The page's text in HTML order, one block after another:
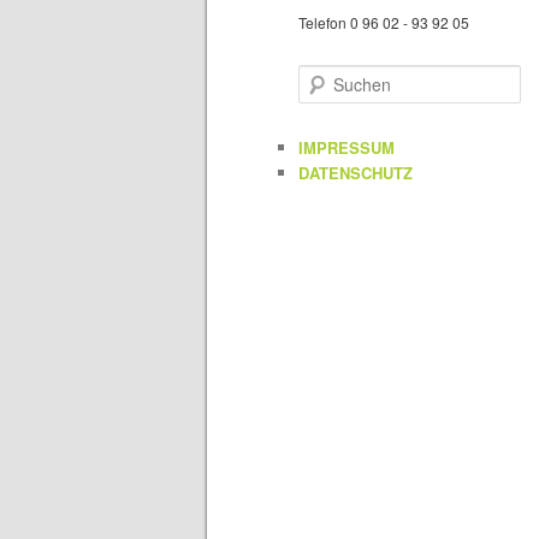
Telefon 0 96 02 - 93 92 05
u
h
e
IMPRESSUM
DATENSCHUTZ